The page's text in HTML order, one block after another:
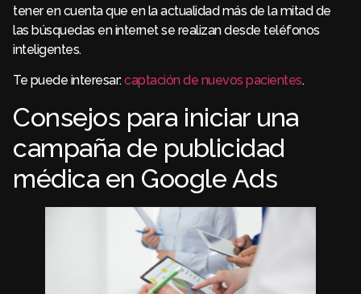
tener en cuenta que en la actualidad más de la mitad de
las búsquedas en internet se realizan desde teléfonos
inteligentes.
Te puede interesar:captación de nuevos pacientes.
Consejos para iniciar una
campaña de publicidad
médica en Google Ads